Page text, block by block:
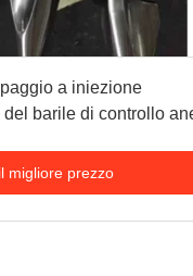
a iniezione
barile di controllo
migliore prezzo